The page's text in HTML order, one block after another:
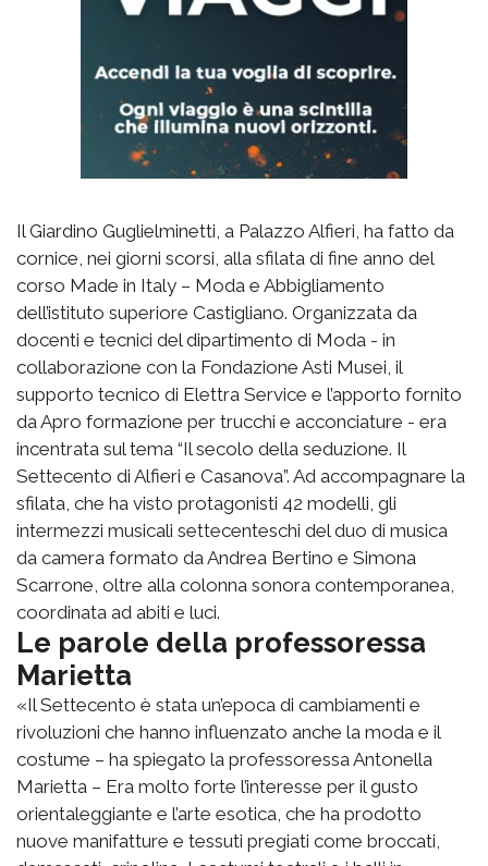
Il Giardino Guglielminetti, a Palazzo Alfieri, ha fatto da
cornice, nei giorni scorsi, alla sfilata di fine anno del
corso Made in Italy – Moda e Abbigliamento
dell’istituto superiore Castigliano. Organizzata da
docenti e tecnici del dipartimento di Moda - in
collaborazione con la Fondazione Asti Musei, il
supporto tecnico di Elettra Service e l’apporto fornito
da Apro formazione per trucchi e acconciature - era
incentrata sul tema “Il secolo della seduzione. Il
Settecento di Alfieri e Casanova”. Ad accompagnare la
sfilata, che ha visto protagonisti 42 modelli, gli
intermezzi musicali settecenteschi del duo di musica
da camera formato da Andrea Bertino e Simona
Scarrone, oltre alla colonna sonora contemporanea,
coordinata ad abiti e luci.
Le parole della professoressa
Marietta
«Il Settecento è stata un’epoca di cambiamenti e
rivoluzioni che hanno influenzato anche la moda e il
costume – ha spiegato la professoressa Antonella
Marietta – Era molto forte l’interesse per il gusto
orientaleggiante e l’arte esotica, che ha prodotto
nuove manifatture e tessuti pregiati come broccati,